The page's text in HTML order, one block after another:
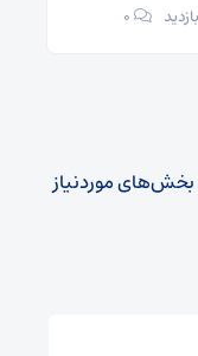
۰
بخش‌های موردنیاز